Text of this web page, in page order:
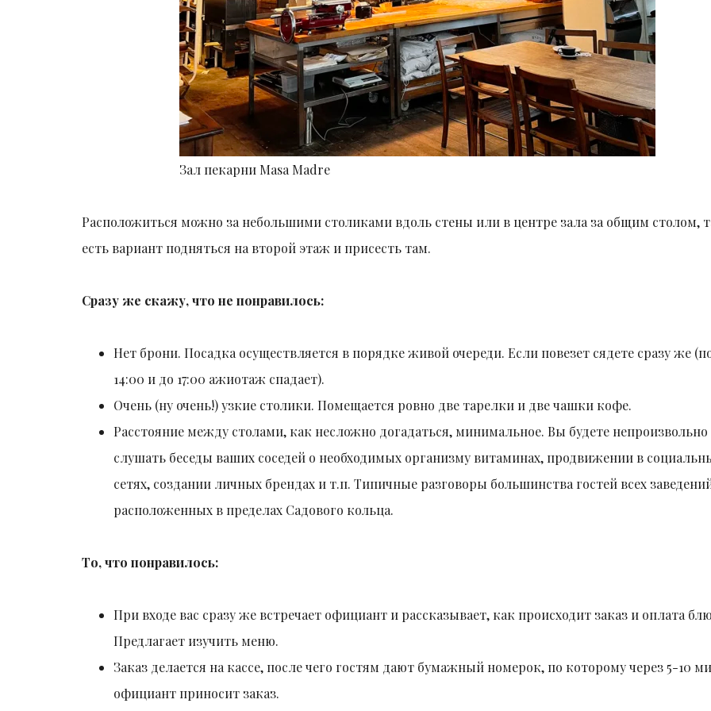
Зал пекарни Masa Madre
Расположиться можно за небольшими столиками вдоль стены или в центре зала за общим столом,
есть вариант подняться на второй этаж и присесть там.
Сразу же скажу, что не понравилось:
Нет брони. Посадка осуществляется в порядке живой очереди. Если повезет сядете сразу же
14:00 и до 17:00 ажиотаж спадает).
Очень (ну очень!) узкие столики. Помещается ровно две тарелки и две чашки кофе.
Расстояние между столами, как несложно догадаться, минимальное. Вы будете непроизвольно
слушать беседы ваших соседей о необходимых организму витаминах, продвижении в
сетях, создании личных брендах и т.п. Типичные разговоры большинства гостей всех
расположенных в пределах Садового кольца.
То, что понравилось:
При входе вас сразу же встречает официант и рассказывает, как происходит заказ и оплата
Предлагает изучить меню.
Заказ делается на кассе, после чего гостям дают бумажный номерок, по которому через 5-10
официант приносит заказ.